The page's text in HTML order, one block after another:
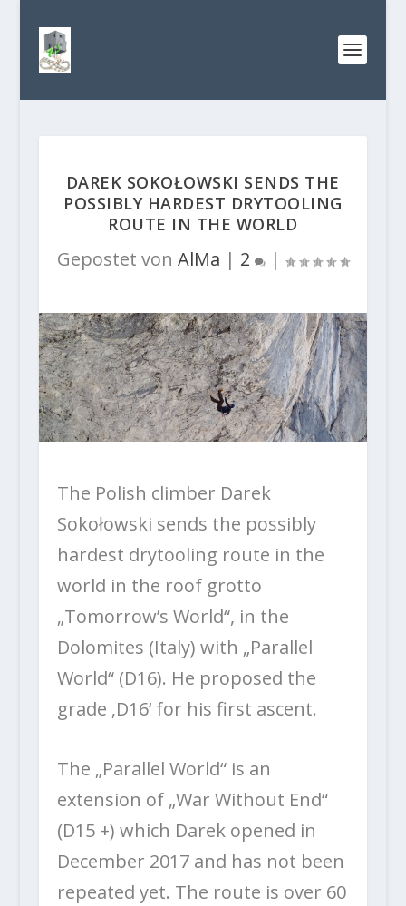
DAREK SOKOŁOWSKI SENDS THE
POSSIBLY HARDEST DRYTOOLING
ROUTE IN THE WORLD
Gepostet von AlMa | 2 |
The Polish climber Darek
Sokołowski sends the possibly
hardest drytooling route in the
world in the roof grotto
„Tomorrow’s World“, in the
Dolomites (Italy) with „Parallel
World“ (D16). He proposed the
grade ‚D16‘ for his first ascent.
The „Parallel World“ is an
extension of „War Without End“
(D15 +) which Darek opened in
December 2017 and has not been
repeated yet. The route is over 60